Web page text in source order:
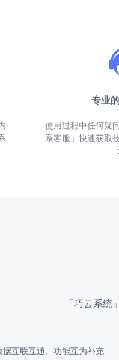
专业
使用过程中任何疑
系客服」快速获取
「巧云系
互联互通、功能互为补充